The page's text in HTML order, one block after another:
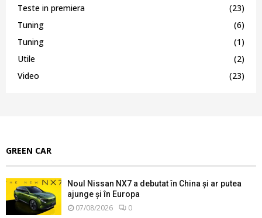
Teste in premiera
(23)
Tuning
(6)
Tuning
(1)
Utile
(2)
Video
(23)
GREEN CAR
Noul Nissan NX7 a debutat în China și ar putea
ajunge și în Europa
07/08/2026 0